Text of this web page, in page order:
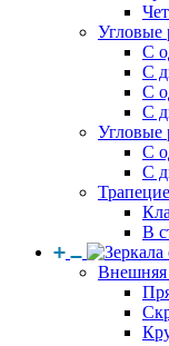
Угловые
С
С
С
С
Угловые
С
С
В
Внешняя